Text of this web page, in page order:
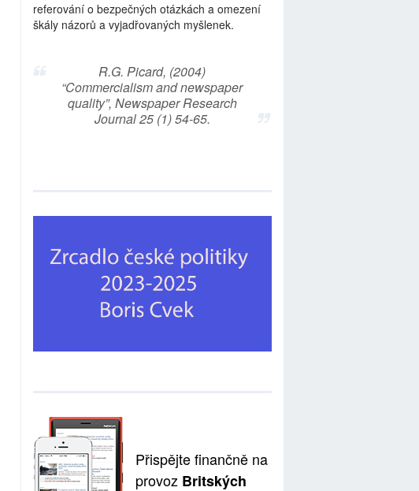
referování o bezpečných otázkách a omezení
škály názorů a vyjadřovaných myšlenek.
R.G. Picard, (2004)
“Commercialism and newspaper
quality”, Newspaper Research
Journal 25 (1) 54-65.
Přispějte finančně na
provoz Britských